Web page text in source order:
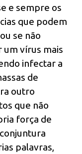
e sempre os
que podem
se não
vírus mais
infectar a
de
outro
que não
força de
palavras,